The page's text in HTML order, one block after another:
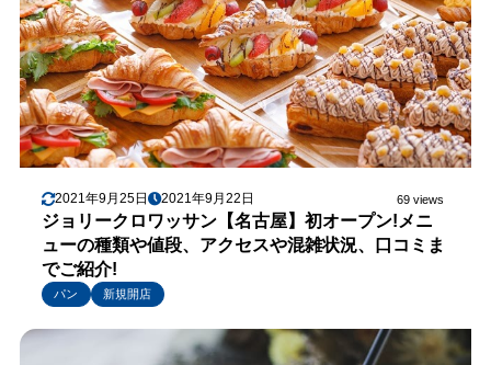
2021年9月25日 2021年9月22日 69 views
ジョリークロワッサン【名古屋】初オープン!メニ
ューの種類や値段、アクセスや混雑状況、口コミま
でご紹介!
パン 新規開店